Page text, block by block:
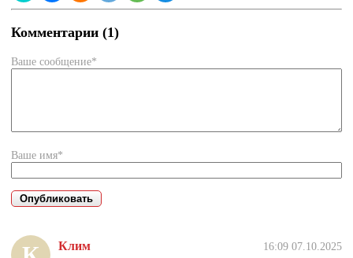
Комментарии (1)
Ваше сообщение*
Ваше имя*
Клим 16:09 07.10.2025